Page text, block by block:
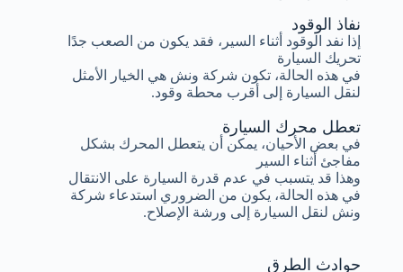
تعطل محرك السيارة
في بعض الأحيان، يمكن أن يتعطل المحرك بشكل
مفاجئ أثناء السير
وهذا قد يتسبب في عدم قدرة السيارة على الانتقال
في هذه الحالة، يكون من الضروري استدعاء شركة
ونش لنقل السيارة إلى ورشة الإصلاح.
نفاذ الوقود
إذا نفد الوقود أثناء السير، فقد يكون من الصعب جدًا
تحريك السيارة
في هذه الحالة، تكون شركة ونش هي الخيار الأمثل
لنقل السيارة إلى أقرب محطة وقود.
حوادث الطرق